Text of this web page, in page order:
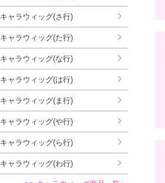
キャラウィッグ(さ行)
キャラウィッグ(た行)
キャラウィッグ(な行)
キャラウィッグ(は行)
キャラウィッグ(ま行)
キャラウィッグ(や行)
キャラウィッグ(ら行)
キャラウィッグ(わ行)